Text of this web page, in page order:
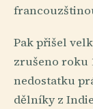
Pak přišel
zrušeno roku
nedostatku
dělníky z